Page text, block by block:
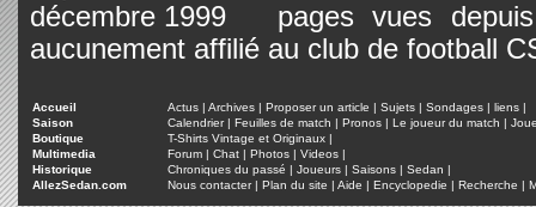
pages vues
aucunement affilié au club de football
Accueil Actus | Archives | Proposer un article | Sujets | Sondages | liens |
Saison
Calendrier| Feuilles de match | Pronos | Le joueur du match |
Boutique
T-Shirts Vintage et Originaux |
Multimedia
Forum | Chat | Photos | Videos |
Historique
Chroniques du passé | Joueurs | Saisons | Sedan |
AllezSedan.com
Nous contacter| Plan du site | Aide | Encyclopedie | Recherche |